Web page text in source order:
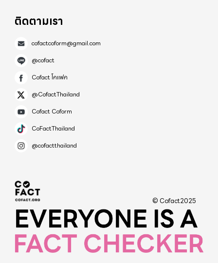
ติดตามเรา
cofactcoform@gmail.com
@cofact
Cofact โคแฟค
@CofactThailand
Cofact Coform
CoFactThailand
@cofactthailand
© Cofact2025